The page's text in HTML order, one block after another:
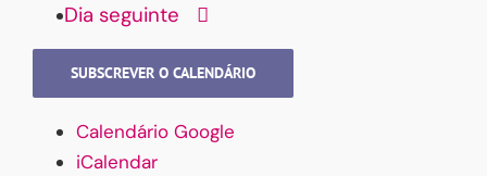
Dia seguinte
SUBSCREVER O CALENDÁRIO
Calendário Google
iCalendar